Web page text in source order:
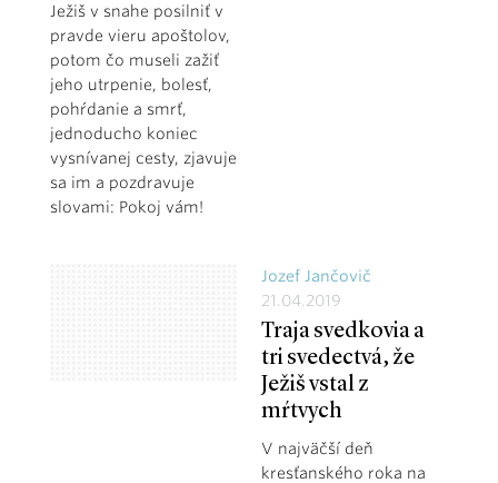
Ježiš v snahe posilniť v
pravde vieru apoštolov,
potom čo museli zažiť
jeho utrpenie, bolesť,
pohŕdanie a smrť,
jednoducho koniec
vysnívanej cesty, zjavuje
sa im a pozdravuje
slovami: Pokoj vám!
Jozef Jančovič
21.04.2019
Traja svedkovia a
tri svedectvá, že
Ježiš vstal z
mŕtvych
V najväčší deň
kresťanského roka na